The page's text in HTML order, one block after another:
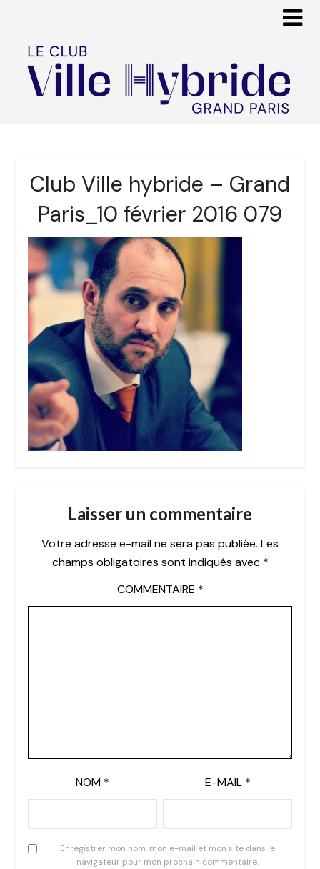
Club Ville hybride – Grand
Paris_10 février 2016 079
Laisser un commentaire
Votre adresse e-mail ne sera pas publiée. Les
champs obligatoires sont indiqués avec *
COMMENTAIRE *
NOM * E-MAIL *
Enregistrer mon nom, mon e-mail et mon site dans le
navigateur pour mon prochain commentaire.